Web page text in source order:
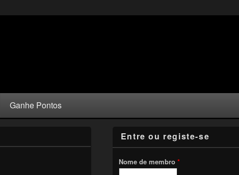
Ganhe Pontos
Entre ou registe-se
Nome de membro *